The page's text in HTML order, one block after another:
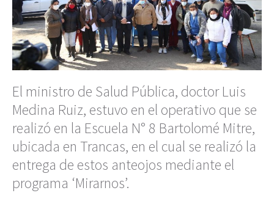
El ministro de Salud Pública, doctor Luis
Medina Ruiz, estuvo en el operativo que se
realizó en la Escuela N° 8 Bartolomé Mitre,
ubicada en Trancas, en el cual se realizó la
entrega de estos anteojos mediante el
programa ‘Mirarnos’.